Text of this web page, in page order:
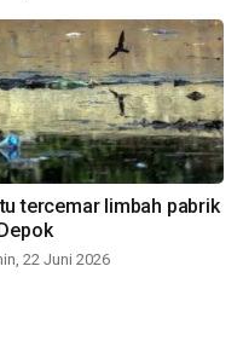
tercemar limbah pabrik
22 Juni 2026